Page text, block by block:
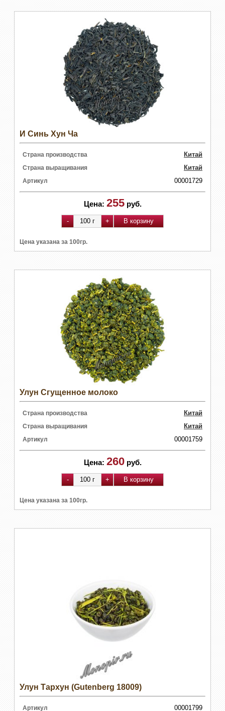
И Синь Хун Ча
Страна производства Китай
Страна выращивания Китай
Артикул 00001729
Цена: 255 руб.
Цена указана за 100гр.
Улун Сгущенное молоко
Страна производства Китай
Страна выращивания Китай
Артикул 00001759
Цена: 260 руб.
Цена указана за 100гр.
Улун Тархун (Gutenberg 18009)
Артикул 00001799